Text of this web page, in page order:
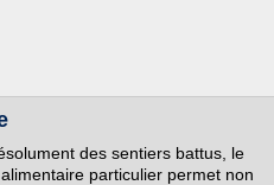
des sentiers battus, le
particulier permet non